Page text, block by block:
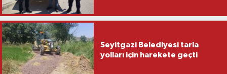
Seyitgazi Belediyesi tarla
yolları için harekete geçti